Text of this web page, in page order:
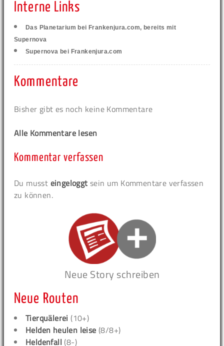
Interne Links
Das Planetarium bei Frankenjura.com, bereits mit
Supernova
Supernova bei Frankenjura.com
Kommentare
Bisher gibt es noch keine Kommentare
Alle Kommentare lesen
Kommentar verfassen
Du musst eingeloggt sein um Kommentare verfassen
zu können.
Neue Story schreiben
Neue Routen
Tierquälerei (10+)
Helden heulen leise (8/8+)
Heldenfall (8-)